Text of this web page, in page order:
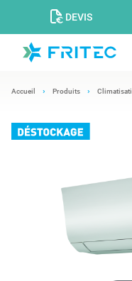
DEVIS
Accueil Produits